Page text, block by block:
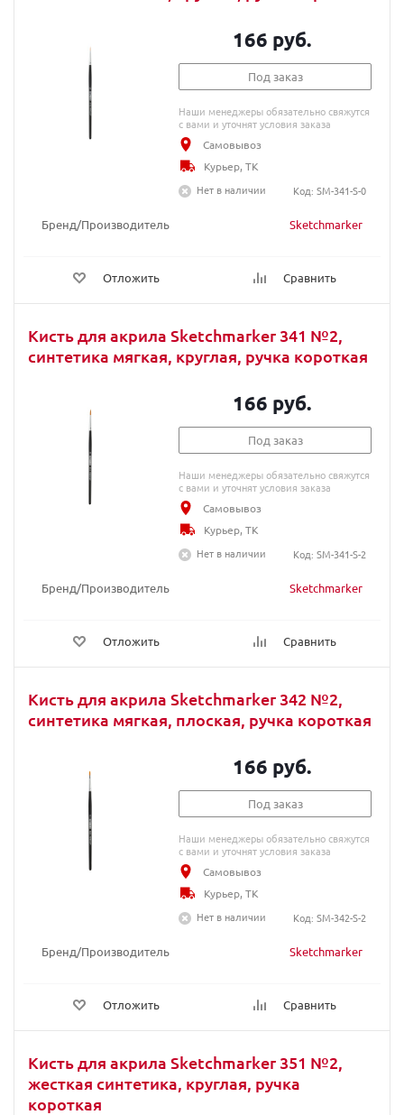
Бренд/Производитель Sketchmarker
Отложить Сравнить
166 руб.
Под заказ
Наши менеджеры обязательно свяжутся
с вами и уточнят условия заказа
Самовывоз
Курьер, ТК
Нет в наличии
Код: SM-341-S-0
Кисть для акрила Sketchmarker 341 №2,
синтетика мягкая, круглая, ручка короткая
Бренд/Производитель Sketchmarker
Отложить Сравнить
166 руб.
Под заказ
Наши менеджеры обязательно свяжутся
с вами и уточнят условия заказа
Самовывоз
Курьер, ТК
Нет в наличии
Код: SM-341-S-2
Кисть для акрила Sketchmarker 342 №2,
синтетика мягкая, плоская, ручка короткая
Бренд/Производитель Sketchmarker
Отложить Сравнить
166 руб.
Под заказ
Наши менеджеры обязательно свяжутся
с вами и уточнят условия заказа
Самовывоз
Курьер, ТК
Нет в наличии
Код: SM-342-S-2
Кисть для акрила Sketchmarker 351 №2,
жесткая синтетика, круглая, ручка
короткая